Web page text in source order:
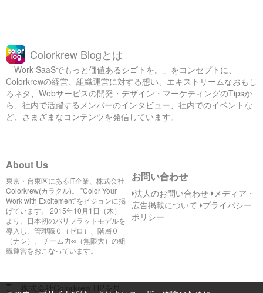
Colorkrew Blogとは
「Work SaaSでもっと価値あるシゴトを。」をコンセプトに、
Colorkrewの経営、組織運営に対する想い、エキストリームなおもし
ろネタ、Webサービスの開発・デザイン・マーケティングのTipsか
ら、社内で活躍するメンバーのインタビュー、社内でのイベントな
ど、さまざまなコンテンツを発信しています。
About Us
東京・台東区にあるIT企業、株式会社
Colorkrew(カラクル)。 ”Color Your
Work with Excitement”をビジョンに掲
げています。 2015年10月1日（木）
より、日本初のバリフラットモデルを
導入し、管理職０（ゼロ）、階層０
（ナシ）、 チーム力∞（無限大）の組
織運営をおこなっています。
株式会社Colorkrew HPを見
お問い合わせ
法人のお問い合わせ メディア・
広告掲載について プライバシー
ポリシー